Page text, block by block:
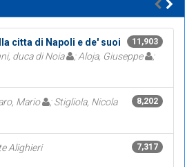
11,903
citta di Napoli e de' suoi
duca di Noia ; Aloja, Giuseppe
;
8,202
Mario
; Stigliola, Nicola
7,317
Alighieri